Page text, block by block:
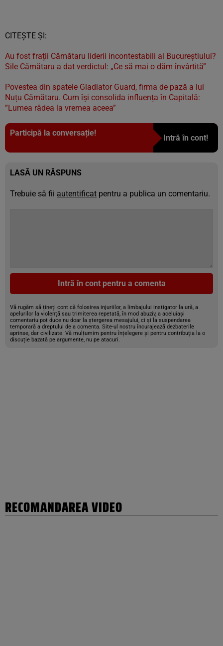
CITEȘTE ȘI:
Au fost frații Cămătaru liderii incontestabili ai Bucureștiului?
Sile Cămătaru a dat verdictul: „Ce să mai o dăm învârtită”
Povestea din spatele Gladiator Guard, firma de pază a lui
Nuțu Cămătaru. Cum își consolida influența în Capitală:
”Lumea râdea la vremea aceea”
Participă la conversație!
Intră în cont!
LASĂ UN RĂSPUNS
Trebuie să fii autentificat pentru a publica un comentariu.
Intră în cont pentru a comenta
Vă rugăm să țineți cont că folosirea injuriilor, a limbajului instigator la ură, a
apelurilor la violență sau trimiterea repetată, în mod abuziv, a aceluiași
comentariu pot duce nu doar la ștergerea mesajului, ci și la suspendarea
temporară a dreptului de a comenta. Site-ul nostru încurajează dezbaterile
aprinse, dar civilizate. Vă mulțumim pentru înțelegere și pentru contribuția la o
discuție bazată pe argumente, nu pe atacuri.
RECOMANDAREA VIDEO